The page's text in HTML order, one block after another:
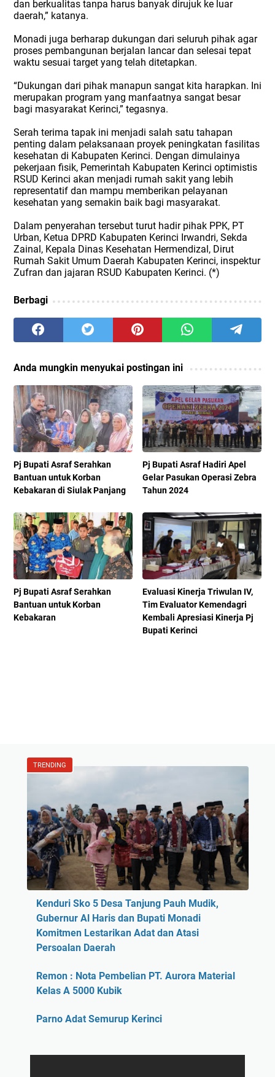
dan berkualitas tanpa harus banyak dirujuk ke luar
daerah,” katanya.
Monadi juga berharap dukungan dari seluruh pihak agar
proses pembangunan berjalan lancar dan selesai tepat
waktu sesuai target yang telah ditetapkan.
“Dukungan dari pihak manapun sangat kita harapkan. Ini
merupakan program yang manfaatnya sangat besar
bagi masyarakat Kerinci,” tegasnya.
Serah terima tapak ini menjadi salah satu tahapan
penting dalam pelaksanaan proyek peningkatan fasilitas
kesehatan di Kabupaten Kerinci. Dengan dimulainya
pekerjaan fisik, Pemerintah Kabupaten Kerinci optimistis
RSUD Kerinci akan menjadi rumah sakit yang lebih
representatif dan mampu memberikan pelayanan
kesehatan yang semakin baik bagi masyarakat.
Dalam penyerahan tersebut turut hadir pihak PPK, PT
Urban, Ketua DPRD Kabupaten Kerinci Irwandri, Sekda
Zainal, Kepala Dinas Kesehatan Hermendizal, Dirut
Rumah Sakit Umum Daerah Kabupaten Kerinci, inspektur
Zufran dan jajaran RSUD Kabupaten Kerinci. (*)
Berbagi
Anda mungkin menyukai postingan ini
Pj Bupati Asraf Serahkan
Bantuan untuk Korban
Kebakaran di Siulak Panjang
Pj Bupati Asraf Hadiri Apel
Gelar Pasukan Operasi Zebra
Tahun 2024
Pj Bupati Asraf Serahkan
Bantuan untuk Korban
Kebakaran
Evaluasi Kinerja Triwulan IV,
Tim Evaluator Kemendagri
Kembali Apresiasi Kinerja Pj
Bupati Kerinci
TRENDING
Kenduri Sko 5 Desa Tanjung Pauh Mudik,
Gubernur Al Haris dan Bupati Monadi
Komitmen Lestarikan Adat dan Atasi
Persoalan Daerah
Remon : Nota Pembelian PT. Aurora Material
Kelas A 5000 Kubik
Parno Adat Semurup Kerinci